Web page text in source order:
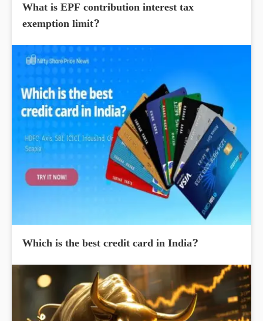
What is EPF contribution interest tax
exemption limit?
Which is the best credit card in India?